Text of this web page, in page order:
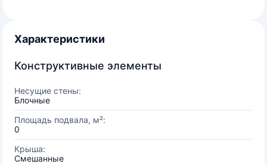
Характеристики
Конструктивные элементы
Несущие стены:
Блочные
Площадь подвала, м²:
0
Крыша:
Смешанные